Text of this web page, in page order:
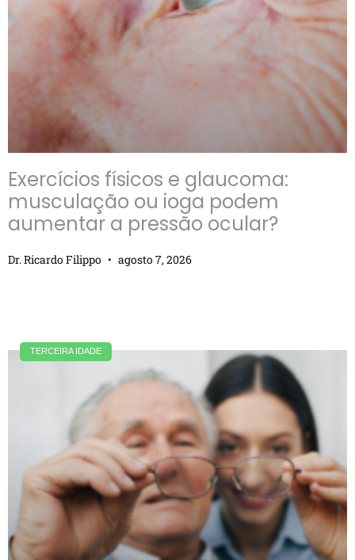
Exercícios físicos e glaucoma:
musculação ou ioga podem
aumentar a pressão ocular?
Dr. Ricardo Filippo agosto 7, 2026
TERCEIRA IDADE